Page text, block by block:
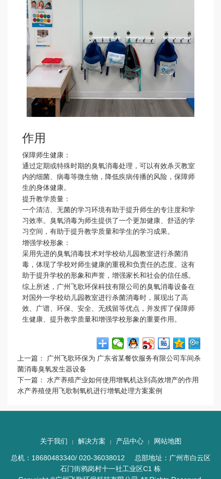
作用
保障师生健康 ：
通过定期或特殊时期的臭氧消毒处理，可以有效杀灭教室
内的细菌、病毒等微生物，降低疾病传播的风险，保障师
生的身体健康。
提升教学质量 ：
一个清洁、无菌的学习环境有助于提升师生的专注度和学
习效率。臭氧消毒为师生提供了一个更加健康、舒适的学
习空间，有助于提升教学质量和学生的学习成果。
增强学校形象 ：
采用先进的臭氧消毒技术对学校幼儿园教室进行杀菌消
毒，体现了学校对师生健康的重视和负责任的态度。这有
助于提升学校的形象和声誉，增强家长和社会的信任感。
综上所述，广州飞歌环保科技有限公司的臭氧消毒设备在
对国外一学校幼儿园教室进行杀菌消毒时，展现出了高
效、广谱、环保、安全、无残留等优点，并发挥了保障师
生健康、提升教学质量和增强学校形象的重要作用。
上一篇： 广州飞歌环保为 广东省某餐饮服务有限公司车间杀
菌消毒臭氧发生器设备
下一篇： 水产养殖产业如何使用增氧机达到高效增产的作用
水产养殖使用飞歌制氧机进行增氧处理方案案例
关于我们 | 解决方案 | 产品中心 | 网站地图
总机：18680483340/ 020-36038012 总部地址：广州市白云区
石门街鸦岗村十一社工业区C1 栋